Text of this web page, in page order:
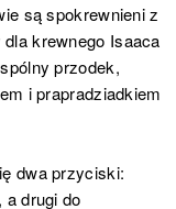
są spokrewnieni z
krewnego Isaaca
przodek,
i prapradziadkiem
dwa przyciski:
a drugi do